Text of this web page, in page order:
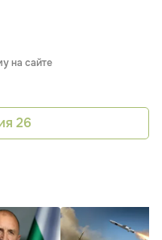
на сайте
26